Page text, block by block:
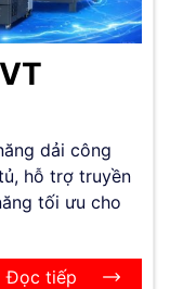
dải công
hỗ trợ truyền
tối ưu cho
Đọc tiếp